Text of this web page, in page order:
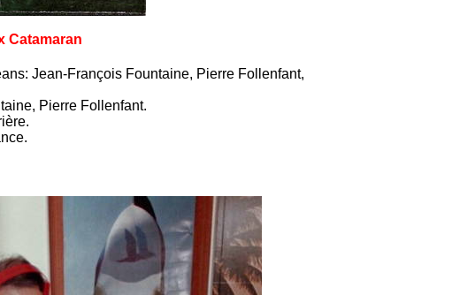
Catamaran
Jean-François Fountaine, Pierre Follenfant,
Pierre Follenfant.